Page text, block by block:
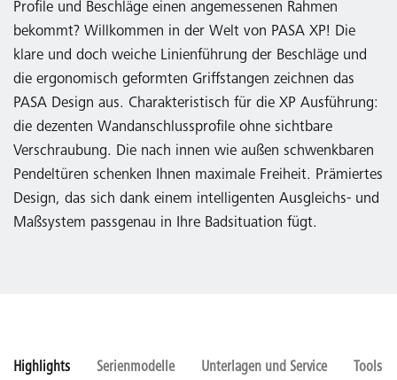
Profile und Beschläge einen angemessenen Rahmen
bekommt? Willkommen in der Welt von PASA XP! Die
klare und doch weiche Linienführung der Beschläge und
die ergonomisch geformten Griffstangen zeichnen das
PASA Design aus. Charakteristisch für die XP Ausführung:
die dezenten Wandanschlussprofile ohne sichtbare
Verschraubung. Die nach innen wie außen schwenkbaren
Pendeltüren schenken Ihnen maximale Freiheit. Prämiertes
Design, das sich dank einem intelligenten Ausgleichs- und
Maßsystem passgenau in Ihre Badsituation fügt.
Highlights Serienmodelle Unterlagen und Service Tools